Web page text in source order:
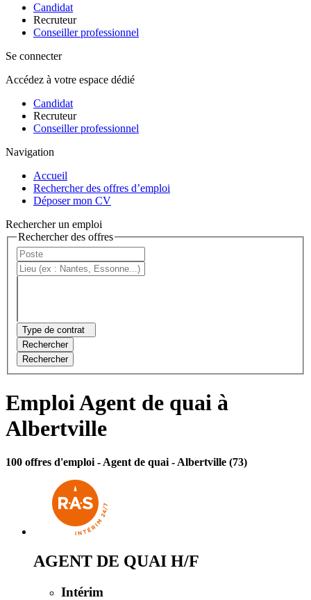
Candidat
Recruteur
Conseiller professionnel
Se connecter
Accédez à votre espace dédié
Candidat
Recruteur
Conseiller professionnel
Navigation
Accueil
Rechercher des offres d’emploi
Déposer mon CV
Rechercher un emploi
Rechercher des offres
Type de contrat
Rechercher
Rechercher
Emploi Agent de quai à
Albertville
100 offres d'emploi - Agent de quai - Albertville (73)
AGENT DE QUAI H/F
Intérim